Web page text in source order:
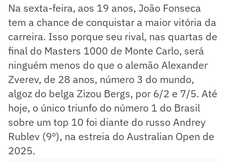
Na sexta-feira, aos 19 anos, João Fonseca
tem a chance de conquistar a maior vitória da
carreira. Isso porque seu rival, nas quartas de
final do Masters 1000 de Monte Carlo, será
ninguém menos do que o alemão Alexander
Zverev, de 28 anos, número 3 do mundo,
algoz do belga Zizou Bergs, por 6/2 e 7/5. Até
hoje, o único triunfo do número 1 do Brasil
sobre um top 10 foi diante do russo Andrey
Rublev (9º), na estreia do Australian Open de
2025.